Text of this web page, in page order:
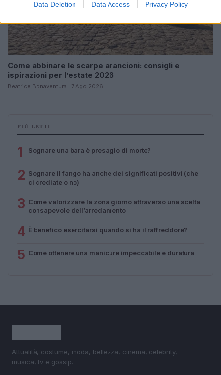
Data Deletion Data Access Privacy Policy
Come abbinare le scarpe arancioni: consigli e
ispirazioni per l’estate 2026
Beatrice Bonaventura · 7 Ago 2026
PIÙ LETTI
1 Sognare una bara è presagio di morte?
2 Sognare il fango ha anche dei significati positivi (che
ci crediate o no)
3 Come valorizzare la zona giorno attraverso una scelta
consapevole dell’arredamento
4 È benefico esercitarsi quando si ha il raffreddore?
5 Come ottenere una manicure impeccabile e duratura
Attualità, costume, moda, bellezza, cinema, celebrity,
musica, tv e gossip.